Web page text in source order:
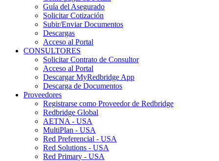
Guía del Asegurado
Solicitar Cotización
Subir/Enviar Documentos
Descargas
Acceso al Portal
CONSULTORES
Solicitar Contrato de Consultor
Acceso al Portal
Descargar MyRedbridge App
Descarga de Documentos
Proveedores
Registrarse como Proveedor de Redbridge
Redbridge Global
AETNA - USA
MultiPlan - USA
Red Preferencial - USA
Red Solutions - USA
Red Primary - USA